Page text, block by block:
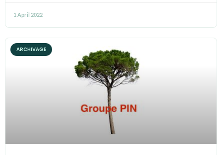
1 April 2022
ARCHIVAGE